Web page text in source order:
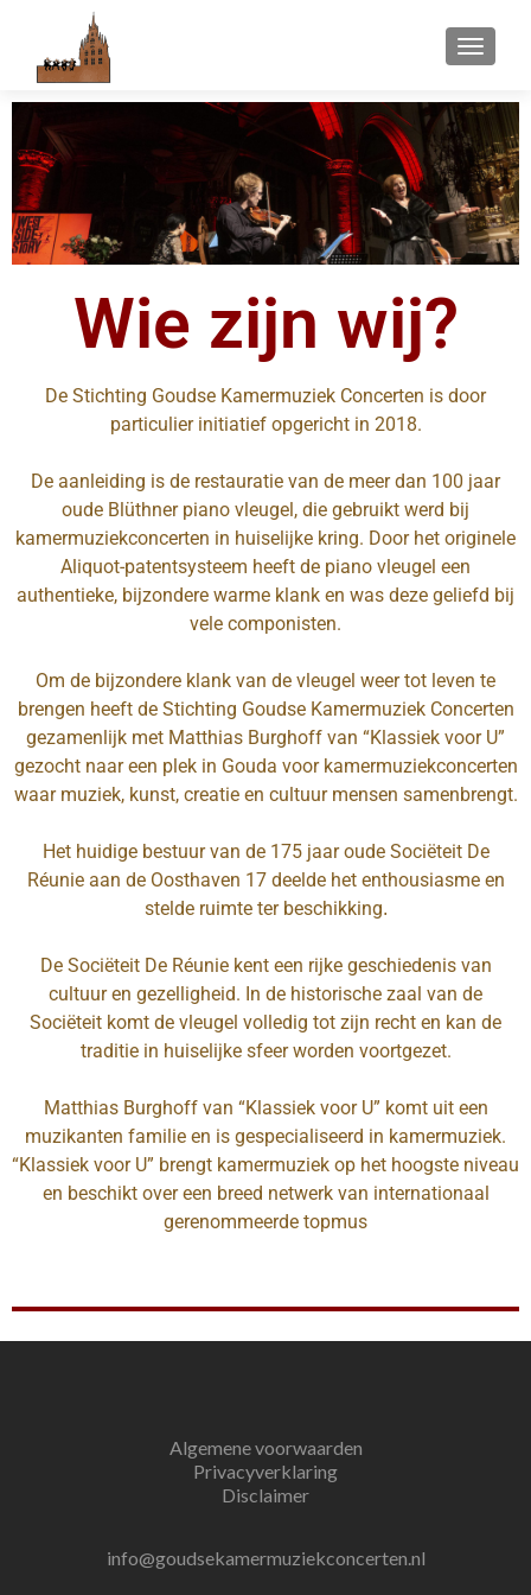
Wie zijn wij?
De Stichting Goudse Kamermuziek Concerten is door
particulier initiatief opgericht in 2018.
De aanleiding is de restauratie van de meer dan 100 jaar
oude Blüthner piano vleugel, die gebruikt werd bij
kamermuziekconcerten in huiselijke kring. Door het originele
Aliquot-patentsysteem heeft de piano vleugel een
authentieke, bijzondere warme klank en was deze geliefd bij
vele componisten.
Om de bijzondere klank van de vleugel weer tot leven te
brengen heeft de Stichting Goudse Kamermuziek Concerten
gezamenlijk met Matthias Burghoff van “Klassiek voor U”
gezocht naar een plek in Gouda voor kamermuziekconcerten
waar muziek, kunst, creatie en cultuur mensen samenbrengt.
Het huidige bestuur van de 175 jaar oude Sociëteit De
Réunie aan de Oosthaven 17 deelde het enthousiasme en
stelde ruimte ter beschikking.
De Sociëteit De Réunie kent een rijke geschiedenis van
cultuur en gezelligheid. In de historische zaal van de
Sociëteit komt de vleugel volledig tot zijn recht en kan de
traditie in huiselijke sfeer worden voortgezet.
Matthias Burghoff van “Klassiek voor U” komt uit een
muzikanten familie en is gespecialiseerd in kamermuziek.
“Klassiek voor U” brengt kamermuziek op het hoogste niveau
en beschikt over een breed netwerk van internationaal
gerenommeerde topmus
Algemene voorwaarden
Privacyverklaring
Disclaimer
info@goudsekamermuziekconcerten.nl